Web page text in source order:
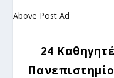
Above Post Ad
24